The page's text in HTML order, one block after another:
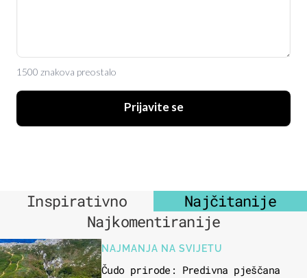
1500 znakova preostalo
Prijavite se
Inspirativno
Najčitanije
Najkomentiranije
NAJMANJA NA SVIJETU
Čudo prirode: Predivna pješčana